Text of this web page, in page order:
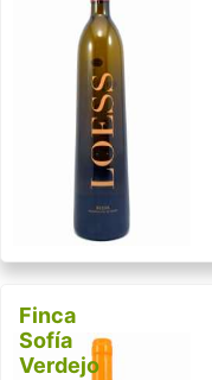
Finca
Sofía
Verdejo